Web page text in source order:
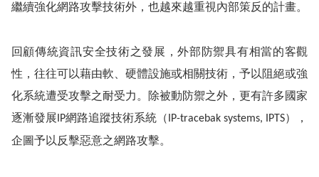
繼續強化網路攻擊技術外，也越來越重視內部策反的計畫。
回顧傳統資訊安全技術之發展，外部防禦具有相當的客觀
性，往往可以藉由軟、硬體設施或相關技術，予以阻絕或強
化系統遭受攻擊之耐受力。除被動防禦之外，更有許多國家
逐漸發展 IP網路追蹤技術系統（ IP-tracebak systems, IPTS），
企圖予以反擊惡意之網路攻擊。